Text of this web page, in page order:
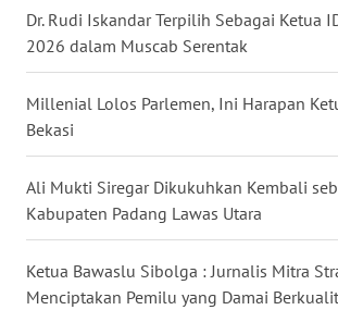
Dr. Rudi Iskandar Terpilih Sebagai Ketua
2026 dalam Muscab Serentak
Millenial Lolos Parlemen, Ini Harapan
Bekasi
Ali Mukti Siregar Dikukuhkan Kembali
Kabupaten Padang Lawas Utara
Ketua Bawaslu Sibolga : Jurnalis Mitra
Menciptakan Pemilu yang Damai
WN
DANAU
TOBA
WN
NIAS
WN
LANGKAT